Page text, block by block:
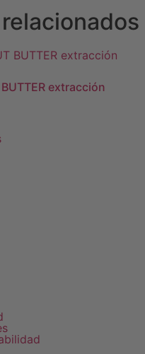
extracción